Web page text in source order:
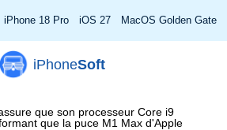
iPhone 18 Pro iOS 27 MacOS Golden Gate
iPhoneSoft
que son processeur Core i9
que la puce M1 Max d'Apple